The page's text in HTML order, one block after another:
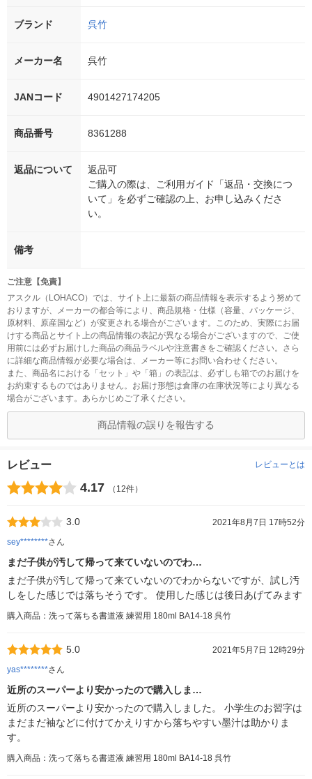
ブランド 呉竹
メーカー名 呉竹
JANコード 4901427174205
商品番号 8361288
返品について
返品可
ご購入の際は、ご利用ガイド「返品・交換につ
いて」を必ずご確認の上、お申し込みくださ
い。
備考
ご注意【免責】
アスクル（LOHACO）では、サイト上に最新の商品情報を表示するよう努めて
おりますが、メーカーの都合等により、商品規格・仕様（容量、パッケージ、
原材料、原産国など）が変更される場合がございます。このため、実際にお届
けする商品とサイト上の商品情報の表記が異なる場合がございますので、ご使
用前には必ずお届けした商品の商品ラベルや注意書きをご確認ください。さら
に詳細な商品情報が必要な場合は、メーカー等にお問い合わせください。
また、商品名における「セット」や「箱」の表記は、必ずしも箱でのお届けを
お約束するものではありません。お届け形態は倉庫の在庫状況等により異なる
場合がございます。あらかじめご了承ください。
商品情報の誤りを報告する
レビュー レビューとは
4.17 （12件）
3.0
2021年8月7日 17時52分
sey********さん
まだ子供が汚して帰って来ていないのでわ…
まだ子供が汚して帰って来ていないのでわからないですが、試し汚
しをした感じでは落ちそうです。 使用した感じは後日あげてみます
購入商品：洗って落ちる書道液 練習用 180ml BA14-18 呉竹
5.0
2021年5月7日 12時29分
yas********さん
近所のスーパーより安かったので購入しま…
近所のスーパーより安かったので購入しました。 小学生のお習字は
まだまだ袖などに付けてかえりすから落ちやすい墨汁は助かりま
す。
購入商品：洗って落ちる書道液 練習用 180ml BA14-18 呉竹